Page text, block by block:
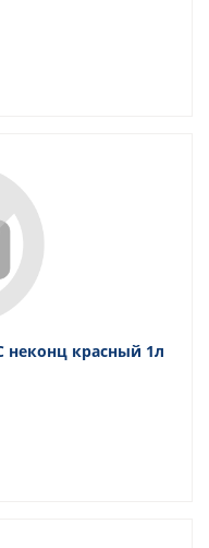
неконц красный 1л